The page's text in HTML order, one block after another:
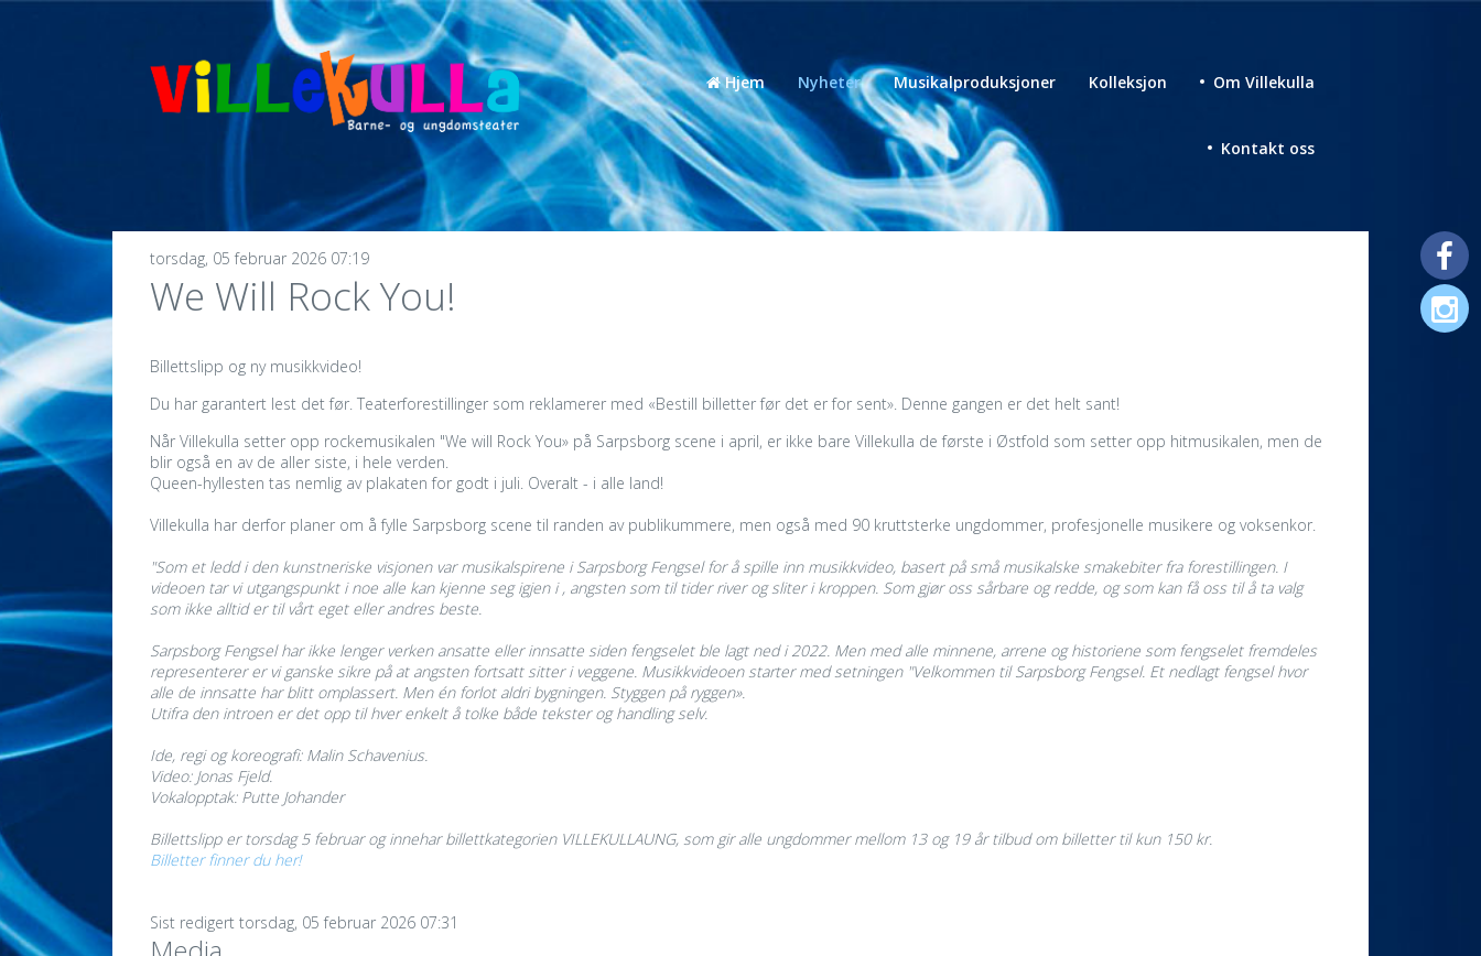
Hjem Nyheter Musikalproduksjoner Kolleksjon Om Villekulla
Kontakt oss
torsdag, 05 februar 2026 07:19
We Will Rock You!
Billettslipp og ny musikkvideo!
Du har garantert lest det før. Teaterforestillinger som reklamerer med «Bestill billetter før det er for sent». Denne gangen er det helt sant!
Når Villekulla setter opp rockemusikalen "We will Rock You» på Sarpsborg scene i april, er ikke bare Villekulla de første i Østfold som setter opp hitmusikalen, men de
blir også en av de aller siste, i hele verden.
Queen-hyllesten tas nemlig av plakaten for godt i juli. Overalt - i alle land!
Villekulla har derfor planer om å fylle Sarpsborg scene til randen av publikummere, men også med 90 kruttsterke ungdommer, profesjonelle musikere og voksenkor.
"Som et ledd i den kunstneriske visjonen var musikalspirene i Sarpsborg Fengsel for å spille inn musikkvideo, basert på små musikalske smakebiter fra forestillingen. I
videoen tar vi utgangspunkt i noe alle kan kjenne seg igjen i , angsten som til tider river og sliter i kroppen. Som gjør oss sårbare og redde, og som kan få oss til å ta valg
som ikke alltid er til vårt eget eller andres beste.
Sarpsborg Fengsel har ikke lenger verken ansatte eller innsatte siden fengselet ble lagt ned i 2022. Men med alle minnene, arrene og historiene som fengselet fremdeles
representerer er vi ganske sikre på at angsten fortsatt sitter i veggene. Musikkvideoen starter med setningen "Velkommen til Sarpsborg Fengsel. Et nedlagt fengsel hvor
alle de innsatte har blitt omplassert. Men én forlot aldri bygningen. Styggen på ryggen».
Utifra den introen er det opp til hver enkelt å tolke både tekster og handling selv.
Ide, regi og koreografi: Malin Schavenius.
Video: Jonas Fjeld.
Vokalopptak: Putte Johander
Billettslipp er torsdag 5 februar og innehar billettkategorien VILLEKULLAUNG, som gir alle ungdommer mellom 13 og 19 år tilbud om billetter til kun 150 kr.
Billetter finner du her!
Sist redigert torsdag, 05 februar 2026 07:31